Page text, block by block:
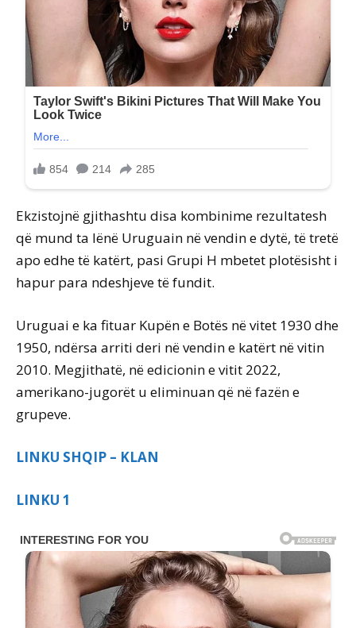
Ekzistojnë gjithashtu disa kombinime rezultatesh
që mund ta lënë Uruguain në vendin e dytë, të tretë
apo edhe të katërt, pasi Grupi H mbetet plotësisht i
hapur para ndeshjeve të fundit.
Uruguai e ka fituar Kupën e Botës në vitet 1930 dhe
1950, ndërsa arriti deri në vendin e katërt në vitin
2010. Megjithatë, në edicionin e vitit 2022,
amerikano-jugorët u eliminuan që në fazën e
grupeve.
LINKU SHQIP – KLAN
LINKU 1